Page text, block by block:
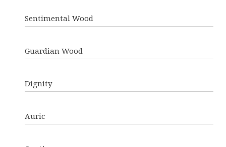
Sentimental Wood
Guardian Wood
Dignity
Auric